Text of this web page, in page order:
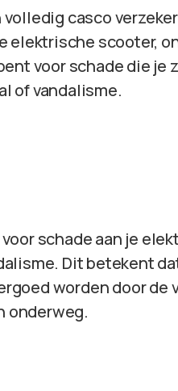
casco
elektrische scooter,
voor schade die je
of vandalisme.
schade aan je
Dit betekent
worden door de
onderweg.